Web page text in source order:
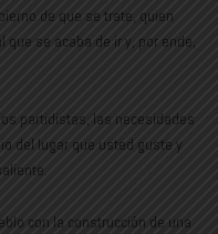
de que se trate, quien
se acaba de ir y, por ende,
partidistas, las necesidades
del lugar que usted guste y
con la construcción de una